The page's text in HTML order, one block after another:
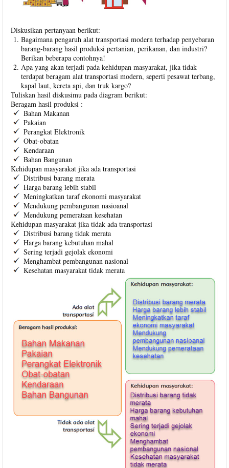
Diskusikan pertanyaan berikut:
Bagaimana pengaruh alat transportasi modern terhadap penyebaran
barang-barang hasil produksi pertanian, perikanan, dan industri?
Berikan beberapa contohnya!
Apa yang akan terjadi pada kehidupan masyarakat, jika tidak
terdapat beragam alat transportasi modern, seperti pesawat terbang,
kapal laut, kereta api, dan truk kargo?
Tuliskan hasil diskusimu pada diagram berikut:
Beragam hasil produksi :
Bahan Makanan
Pakaian
Perangkat Elektronik
Obat-obatan
Kendaraan
Bahan Bangunan
Kehidupan masyarakat jika ada transportasi
Distribusi barang merata
Harga barang lebih stabil
Meningkatkan taraf ekonomi masyarakat
Mendukung pembangunan nasioanal
Mendukung pemerataan kesehatan
Kehidupan masyarakat jika tidak ada transportasi
Distribusi barang tidak merata
Harga barang kebutuhan mahal
Sering terjadi gejolak ekonomi
Menghambat pembangunan nasional
Kesehatan masyarakat tidak merata